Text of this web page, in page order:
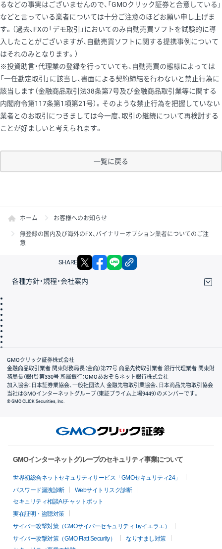
るなどの事実はございませんので、「GMOクリック証券と合意している」
などと言っている業者については十分ご注意のほどお願い申し上げま
す。（過去、FXの「デモ取引」においてのみ自動売買ソフトを試験的に導
入したことがございますが、自動売買ソフトに関する提携事例について
はそれのみとなります。）
※投資助言・代理業の登録を行っていても、自動売買の態様によっては
「一任勘定取引」に該当し、書面による契約締結を行わないと禁止行為に
該当します（金融商品取引法38条第7号及び金融商品取引業等に関する
内閣府令第117条第1項第21号）。そのような禁止行為を把握していない
業者とのお取引につきましては今一度、取引の継続について再検討する
ことが好ましいと考えられます。
一覧に戻る
ホーム お客様へのお知らせ
無登録の国内及び海外のFX、バイナリーオプション業者についてのご注
意
SHARE X facebook
各種方針・規程・会社案内
会社案内
GMOクリック証券株式会社
金融商品取引業者 関東財務局長（金商）第77号 商品先物取引業者 銀行代理業者 関東財
務局長（銀代）第330号 所属銀行：GMOあおぞらネット銀行株式会社
加入協会：日本証券業協会、一般社団法人 金融先物取引業協会、日本商品先物取引協会
当社はGMOインターネットグループ（東証プライム上場9449）のメンバーです。
© GMO CLICK Securities, Inc.
GMOインターネットグループのセキュリティ事業について
世界初総合ネットセキュリティサービス「GMOセキュリティ24」
パスワード漏洩診断
Webサイトリスク診断
セキュリティ相談AIチャットボット
実在証明・盗聴対策
サイバー攻撃対策（GMOサイバーセキュリティ byイエラエ）
サイバー攻撃対策（GMO Flatt Security）
なりすまし対策